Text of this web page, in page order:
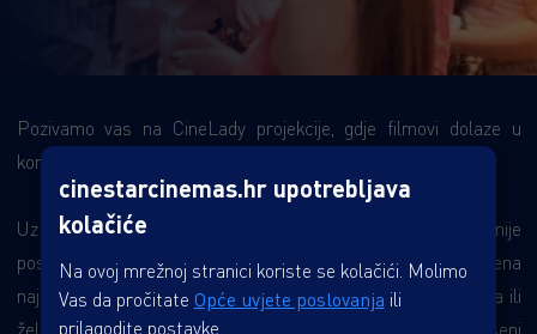
Pozivamo vas na CineLady projekcije, gdje filmovi dolaze u
kombinaciji s malim trenucima uživanja.
Uz piće dobrodošlice i posebne poklone za najsretnije
posjetiteljice*, očekuje vas opuštajuća večer ispunjena
najnovijim filmskim hitovima. Bilo da dolazite s prijateljicama ili
želite uživati u solo izlasku, CineLady pruža priliku za savršeni
cinestarcinemas.hr upotrebljava
kolačiće
Na ovoj mrežnoj stranici koriste se kolačići. Molimo
Vas da pročitate Opće uvjete poslovanja ili
prilagodite postavke.